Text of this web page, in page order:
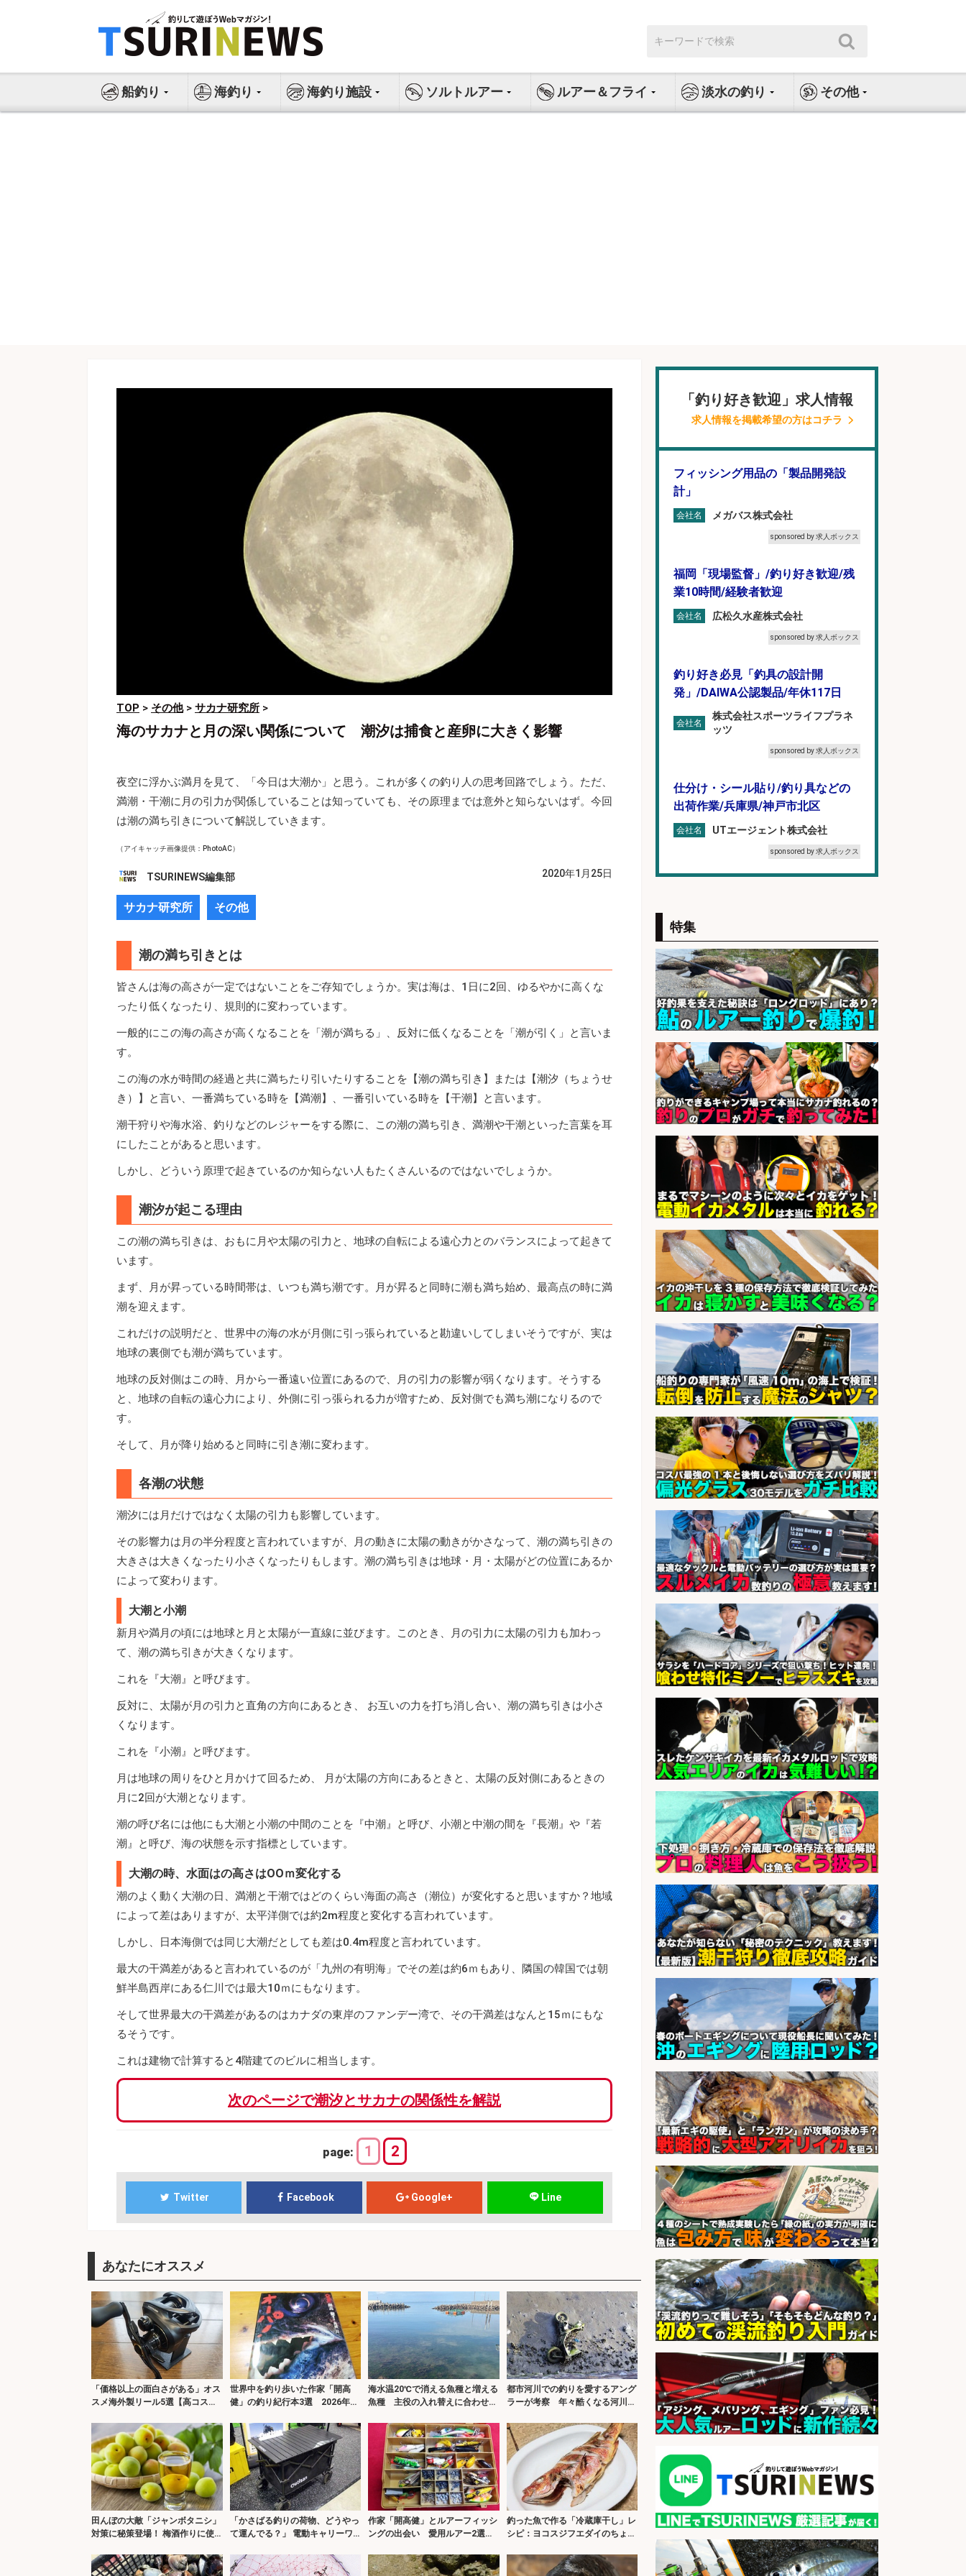
ス
索:
船釣り 海釣り 海釣り施設 ソルトルアー ルアー＆フライ 淡水の釣り その他
TOP > その他> サカナ研究所 >
海のサカナと月の深い関係について 潮汐は捕食と産卵に大きく影響
夜空に浮かぶ満月を見て、「今日は大潮か」と思う。これが多くの釣り人の思考回路でしょう。ただ、
満潮・干潮に月の引力が関係していることは知っていても、その原理までは意外と知らないはず。今回
は潮の満ち引きについて解説していきます。
（アイキャッチ画像提供：PhotoAC）
TSURINEWS編集部 2020年1月25日
サカナ研究所 その他
潮の満ち引きとは
皆さんは海の高さが一定ではないことをご存知でしょうか。実は海は、1日に2回、ゆるやかに高くな
ったり低くなったり、規則的に変わっています。
一般的にこの海の高さが高くなることを「潮が満ちる」、反対に低くなることを「潮が引く」と言いま
す。
この海の水が時間の経過と共に満ちたり引いたりすることを【潮の満ち引き】または【潮汐（ちょうせ
き）】と言い、一番満ちている時を【満潮】、一番引いている時を【干潮】と言います。
潮干狩りや海水浴、釣りなどのレジャーをする際に、この潮の満ち引き、満潮や干潮といった言葉を耳
にしたことがあると思います。
しかし、どういう原理で起きているのか知らない人もたくさんいるのではないでしょうか。
潮汐が起こる理由
この潮の満ち引きは、おもに月や太陽の引力と、地球の自転による遠心力とのバランスによって起きて
います。
まず、月が昇っている時間帯は、いつも満ち潮です。月が昇ると同時に潮も満ち始め、最高点の時に満
潮を迎えます。
これだけの説明だと、世界中の海の水が月側に引っ張られていると勘違いしてしまいそうですが、実は
地球の裏側でも潮が満ちています。
地球の反対側はこの時、月から一番遠い位置にあるので、月の引力の影響が弱くなります。そうする
と、地球の自転の遠心力により、外側に引っ張られる力が増すため、反対側でも満ち潮になりるので
す。
そして、月が降り始めると同時に引き潮に変わます。
各潮の状態
潮汐には月だけではなく太陽の引力も影響しています。
その影響力は月の半分程度と言われていますが、月の動きに太陽の動きがかさなって、潮の満ち引きの
大きさは大きくなったり小さくなったりもします。潮の満ち引きは地球・月・太陽がどの位置にあるか
によって変わります。
大潮と小潮
新月や満月の頃には地球と月と太陽が一直線に並びます。このとき、月の引力に太陽の引力も加わっ
て、潮の満ち引きが大きくなります。
これを『大潮』と呼びます。
反対に、太陽が月の引力と直角の方向にあるとき、 お互いの力を打ち消し合い、潮の満ち引きは小さ
くなります。
これを『小潮』と呼びます。
月は地球の周りをひと月かけて回るため、 月が太陽の方向にあるときと、太陽の反対側にあるときの
月に2回が大潮となります。
潮の呼び名には他にも大潮と小潮の中間のことを『中潮』と呼び、小潮と中潮の間を『長潮』や『若
潮』と呼び、海の状態を示す指標としています。
大潮の時、水面はの高さはOOｍ変化する
潮のよく動く大潮の日、満潮と干潮ではどのくらい海面の高さ（潮位）が変化すると思いますか？地域
によって差はありますが、太平洋側では約2m程度と変化する言われています。
しかし、日本海側では同じ大潮だとしても差は0.4m程度と言われています。
最大の干満差があると言われているのが「九州の有明海」でその差は約6ｍもあり、隣国の韓国では朝
鮮半島西岸にある仁川では最大10ｍにもなります。
そして世界最大の干満差があるのはカナダの東岸のファンデー湾で、その干満差はなんと15ｍにもな
るそうです。
これは建物で計算すると4階建てのビルに相当します。
次のページで潮汐とサカナの関係性を解説
page: 1 2
Twitter Facebook Google+ Line
あなたにオススメ
「価格以上の面白さがある」オス
スメ海外製リール5選【高コスパ
世界中を釣り歩いた作家「開高
健」の釣り紀行本3選 2026年は
海水温20℃で消える魚種と増える
魚種 主役の入れ替えに合わせて
都市河川での釣りを愛するアング
ラーが考察 年々酷くなる河川の
田んぼの大敵「ジャンボタニシ」
対策に秘策登場！ 梅酒作りに使
「かさばる釣りの荷物、どうやっ
て運んでる？」 電動キャリーワ
作家「開高健」とルアーフィッシ
ングの出会い 愛用ルアー2選も
釣った魚で作る「冷蔵庫干し」レ
シピ：ヨコスジフエダイのちょい
「釣り好き歓迎」求人情報
求人情報を掲載希望の方はコチラ
フィッシング用品の「製品開発設
計」
会社名 メガバス株式会社
sponsored by 求人ボックス
福岡「現場監督」/釣り好き歓迎/残
業10時間/経験者歓迎
会社名 広松久水産株式会社
sponsored by 求人ボックス
釣り好き必見「釣具の設計開
発」/DAIWA公認製品/年休117日
会社名
株式会社スポーツライフプラネ
ッツ
sponsored by 求人ボックス
仕分け・シール貼り/釣り具などの
出荷作業/兵庫県/神戸市北区
会社名 UTエージェント株式会社
sponsored by 求人ボックス
のピッキング作業など/残業少なめ/
日勤&土日休み/未経験OK!
会社名
UTエージェント株式会社 関西第
二CU
sponsored by 求人ボックス
長候補/本物を知る大人の隠れ家!魚
の価値を上げ、地域を元気に!店長候
補募集
会社名 酒場あらかぶ 酒場あらかぶ
sponsored by 求人ボックス
レジ打ち/日払いOK/おさかなの三枚
おろし/新潟県/小千谷市
会社名 株式会社G&G
sponsored by 求人ボックス
和食, 居酒屋/調理見習い・調理補助/
新鮮な魚料理×おでんの和食居酒屋
の若手スタッフ
サカナのハチベエ 矢場町店
sponsored by 求人ボックス
営業事務/釣り具メーカーでの営業
日勤務可/営業事務/軽作業
会社名 株式会社パソナ
sponsored by 求人ボックス
営業事務/「大津市」釣り具メーカ
ーの物流事務・営業アシスタント/
小野駅徒歩6分/「時給1,300円」/大
型連休あり×残業なし×土日祝休み/
滋賀県
会社名 株式会社ホットスタッフ滋賀
sponsored by 求人ボックス
さらに求人情報を見る
特集